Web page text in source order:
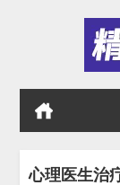
心理医生治